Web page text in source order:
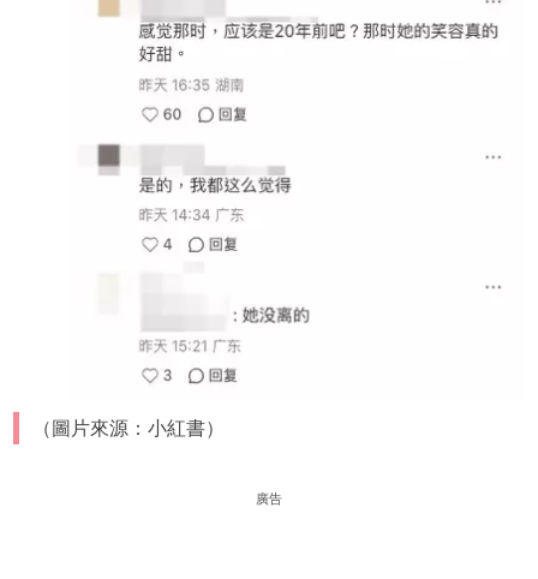
（圖片來源：小紅書）
廣告